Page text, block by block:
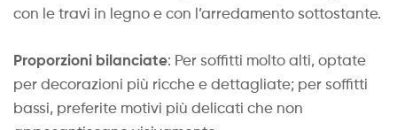
con le travi in legno e con l’arredamento sottostante.
Proporzioni bilanciate: Per soffitti molto alti, optate
per decorazioni più ricche e dettagliate; per soffitti
bassi, preferite motivi più delicati che non